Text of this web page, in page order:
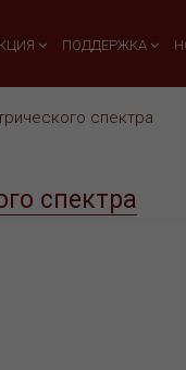
ПОДДЕРЖКА
спектра
спектра